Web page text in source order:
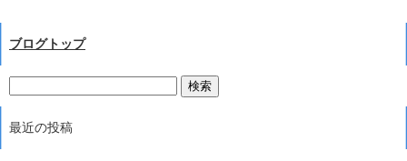
ブログトップ
最近の投稿